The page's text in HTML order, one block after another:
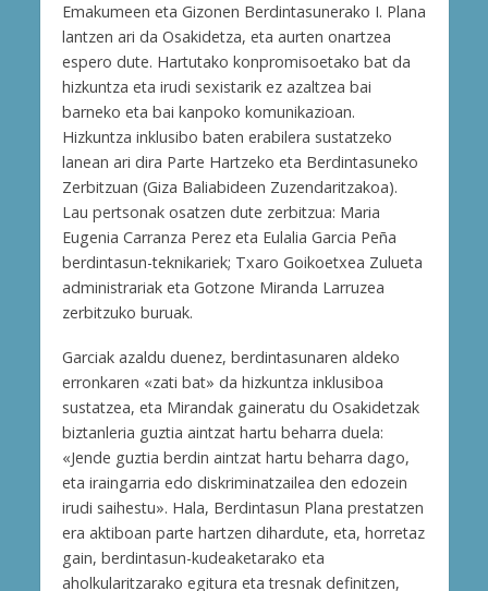
Emakumeen eta Gizonen Berdintasunerako I. Plana
lantzen ari da Osakidetza, eta aurten onartzea
espero dute. Hartutako konpromisoetako bat da
hizkuntza eta irudi sexistarik ez azaltzea bai
barneko eta bai kanpoko komunikazioan.
Hizkuntza inklusibo baten erabilera sustatzeko
lanean ari dira Parte Hartzeko eta Berdintasuneko
Zerbitzuan (Giza Baliabideen Zuzendaritzakoa).
Lau pertsonak osatzen dute zerbitzua: Maria
Eugenia Carranza Perez eta Eulalia Garcia Peña
berdintasun-teknikariek; Txaro Goikoetxea Zulueta
administrariak eta Gotzone Miranda Larruzea
zerbitzuko buruak.
Garciak azaldu duenez, berdintasunaren aldeko
erronkaren «zati bat» da hizkuntza inklusiboa
sustatzea, eta Mirandak gaineratu du Osakidetzak
biztanleria guztia aintzat hartu beharra duela:
«Jende guztia berdin aintzat hartu beharra dago,
eta iraingarria edo diskriminatzailea den edozein
irudi saihestu». Hala, Berdintasun Plana prestatzen
era aktiboan parte hartzen dihardute, eta, horretaz
gain, berdintasun-kudeaketarako eta
aholkularitzarako egitura eta tresnak definitzen,